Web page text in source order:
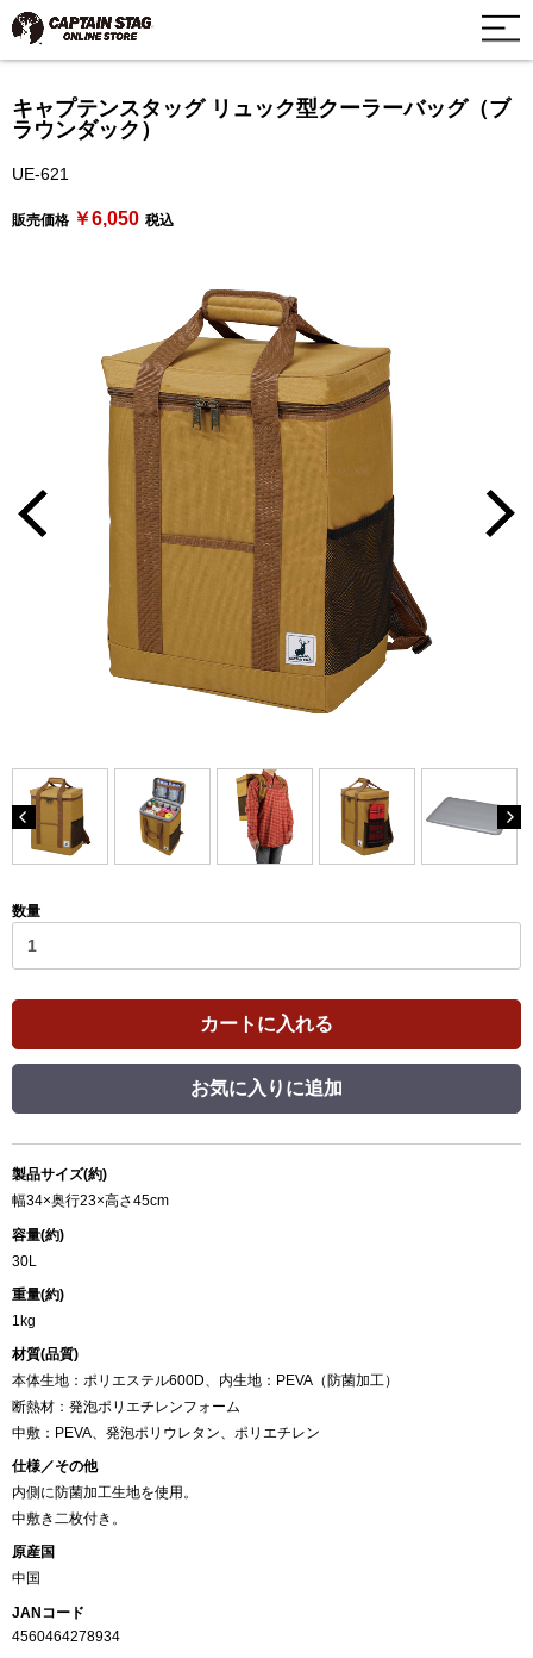
キャプテンスタッグ リュック型クーラーバッグ（ブ
ラウンダック）
UE-621
販売価格 ￥6,050 税込
数量
カートに入れる
お気に入りに追加
製品サイズ(約)
幅34×奥行23×高さ45cm
容量(約)
30L
重量(約)
1kg
材質(品質)
本体生地：ポリエステル600D、内生地：PEVA（防菌加工）
断熱材：発泡ポリエチレンフォーム
中敷：PEVA、発泡ポリウレタン、ポリエチレン
仕様／その他
内側に防菌加工生地を使用。
中敷き二枚付き。
原産国
中国
JANコード
4560464278934